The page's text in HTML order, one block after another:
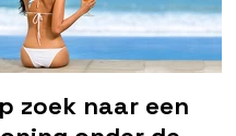
zoek naar een